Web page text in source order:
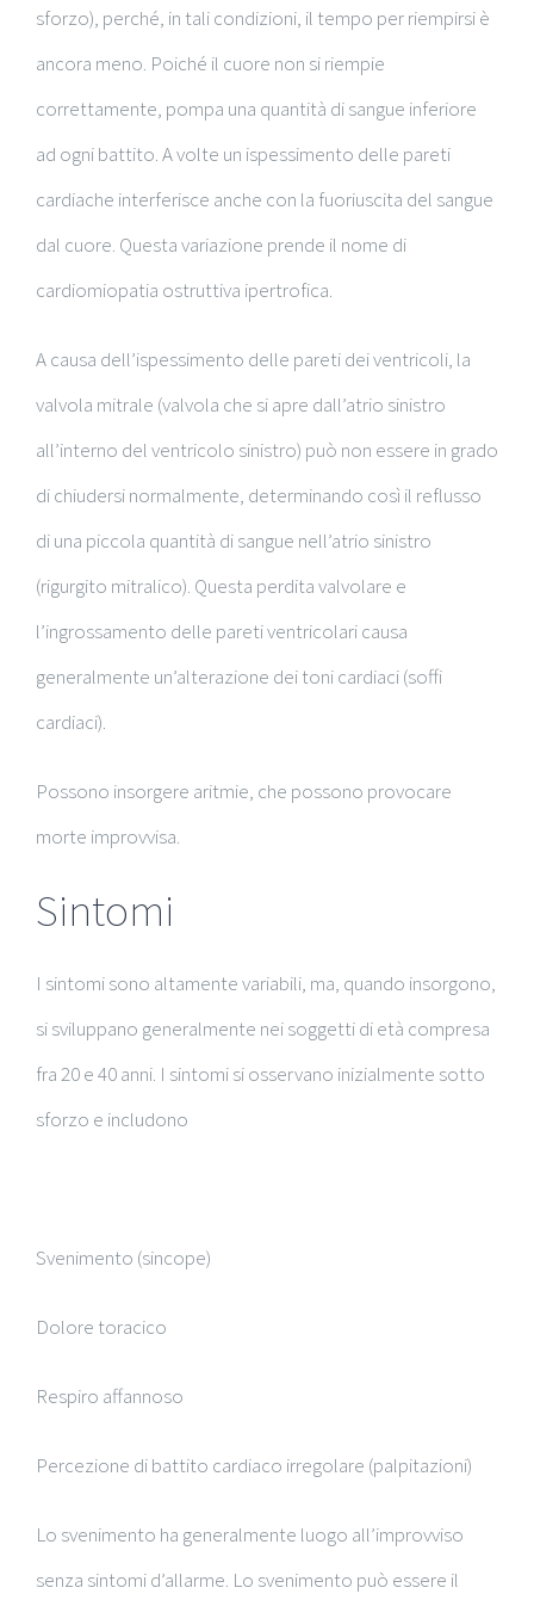
sforzo), perché, in tali condizioni, il tempo per riempirsi è
ancora meno. Poiché il cuore non si riempie
correttamente, pompa una quantità di sangue inferiore
ad ogni battito. A volte un ispessimento delle pareti
cardiache interferisce anche con la fuoriuscita del sangue
dal cuore. Questa variazione prende il nome di
cardiomiopatia ostruttiva ipertrofica.
A causa dell’ispessimento delle pareti dei ventricoli, la
valvola mitrale (valvola che si apre dall’atrio sinistro
all’interno del ventricolo sinistro) può non essere in grado
di chiudersi normalmente, determinando così il reflusso
di una piccola quantità di sangue nell’atrio sinistro
(rigurgito mitralico). Questa perdita valvolare e
l’ingrossamento delle pareti ventricolari causa
generalmente un’alterazione dei toni cardiaci (soffi
cardiaci).
Possono insorgere aritmie, che possono provocare
morte improvvisa.
Sintomi
I sintomi sono altamente variabili, ma, quando insorgono,
si sviluppano generalmente nei soggetti di età compresa
fra 20 e 40 anni. I sintomi si osservano inizialmente sotto
sforzo e includono
Svenimento (sincope)
Dolore toracico
Respiro affannoso
Percezione di battito cardiaco irregolare (palpitazioni)
Lo svenimento ha generalmente luogo all’improvviso
senza sintomi d’allarme. Lo svenimento può essere il